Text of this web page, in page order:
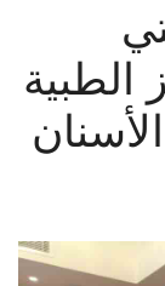
المراكز والوحدات
الأنظمة الذكية
الطبية